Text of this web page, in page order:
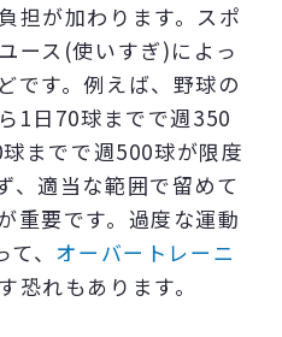
担が加わります。スポ
ース(使いすぎ)によっ
です。例えば、野球の
1日70球までで週350
までで週500球が限度
、適当な範囲で留めて
重要です。過度な運動
、 オーバートレーニ
恐れもあります。